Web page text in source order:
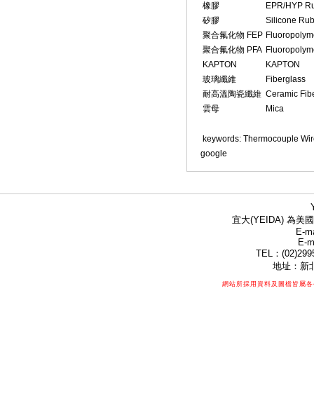
橡膠
EPR/HYP
矽膠
Silicone
聚合氟化物 FEP
聚合氟化物 PFA
KAPTON
KAPTON
玻璃纖維
Fiberglass
耐高溫陶瓷纖維 Ceramic
雲母
Mica
keywords: Thermocouple
google
宜大(YEIDA) 為美
E-
E-
TEL：
地址：新
網站所採用資料及圖檔皆屬